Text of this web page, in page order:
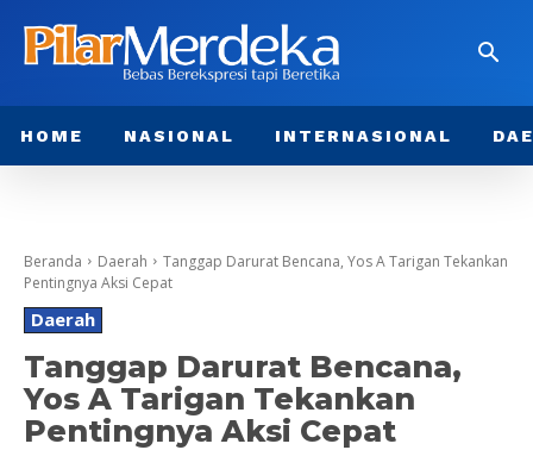
HOME NASIONAL INTERNASIONAL
Beranda Daerah
Tanggap Darurat Bencana, Yos A Tarigan Tekankan
Pentingnya Aksi Cepat
Daerah
Tanggap Darurat Bencana,
Yos A Tarigan Tekankan
Pentingnya Aksi Cepat